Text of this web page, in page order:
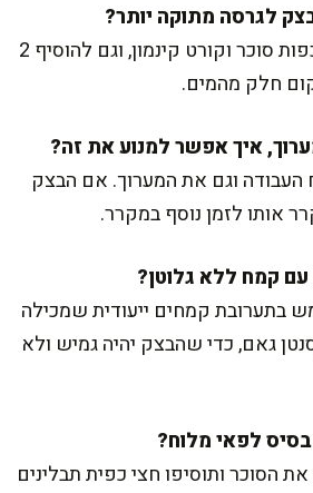
אפשר להוסיף עד 4 כפות סוכר וקורט קינמון, וגם להוסיף 2
חלק מהמים.
וגם את המערוך. אם הבצק
אותו לזמן נוסף במקרר.
בתערובת קמחים ייעודית שמכילה
גאם, כדי שהבצק יהיה גמיש ולא
הסוכר ותוסיפו חצי כפית תבלינים